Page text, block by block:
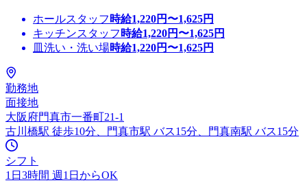
ホールスタッフ 時給1,220円〜1,625円
キッチンスタッフ 時給1,220円〜1,625円
皿洗い・洗い場時給1,220円〜1,625円
勤務地
面接地
大阪府門真市一番町21-1
古川橋駅 徒歩10分、門真市駅 バス15分、門真南駅 バス15分
シフト
1日3時間 週1日からOK